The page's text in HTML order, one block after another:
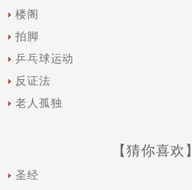
楼阁
拍脚
乒乓球运动
反证法
老人孤独
【猜你喜欢】
圣经